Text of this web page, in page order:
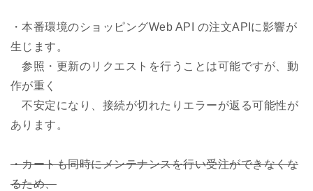
・本番環境のショッピングWeb API の注文APIに影響が
生じます。
参照・更新のリクエストを行うことは可能ですが、動
作が重く
不安定になり、接続が切れたりエラーが返る可能性が
あります。
・カートも同時にメンテナンスを行い受注ができなくな
るため、